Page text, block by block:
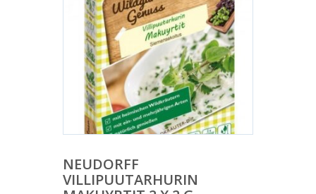
NEUDORFF
VILLIPUUTARHURIN